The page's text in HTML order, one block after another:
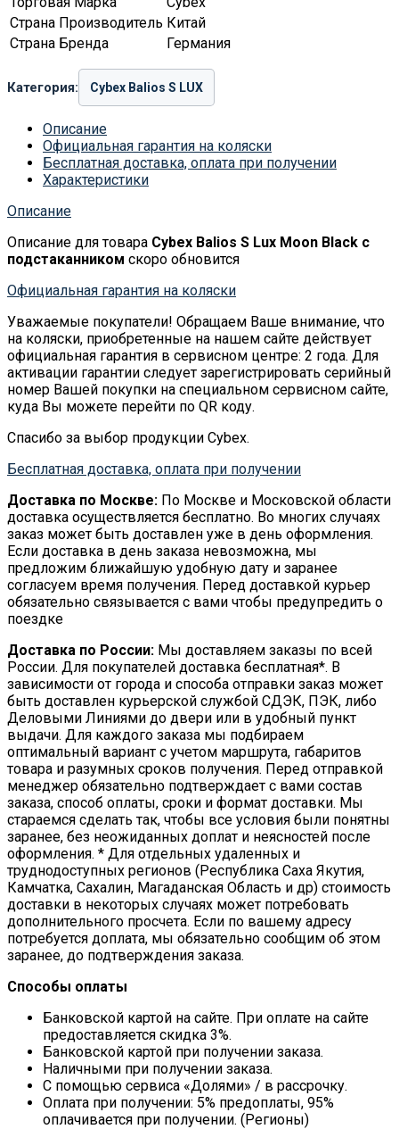
Страна Производитель Китай
Страна Бренда
Германия
Категория: Cybex Balios S LUX
Описание
Официальная гарантия на коляски
Бесплатная доставка, оплата при получении
Характеристики
Описание
Описание для товара Cybex Balios S Lux Moon Black с
подстаканником скоро обновится
Официальная гарантия на коляски
Уважаемые покупатели! Обращаем Ваше внимание, что
на коляски, приобретенные на нашем сайте действует
официальная гарантия в сервисном центре: 2 года. Для
активации гарантии следует зарегистрировать серийный
номер Вашей покупки на специальном сервисном сайте,
куда Вы можете перейти по QR коду.
Спасибо за выбор продукции Cybex.
Бесплатная доставка, оплата при получении
Доставка по Москве: По Москве и Московской области
доставка осуществляется бесплатно. Во многих случаях
заказ может быть доставлен уже в день оформления.
Если доставка в день заказа невозможна, мы
предложим ближайшую удобную дату и заранее
согласуем время получения. Перед доставкой курьер
обязательно связывается с вами чтобы предупредить о
поездке
Доставка по России: Мы доставляем заказы по всей
России. Для покупателей доставка бесплатная*. В
зависимости от города и способа отправки заказ может
быть доставлен курьерской службой СДЭК, ПЭК, либо
Деловыми Линиями до двери или в удобный пункт
выдачи. Для каждого заказа мы подбираем
оптимальный вариант с учетом маршрута, габаритов
товара и разумных сроков получения. Перед отправкой
менеджер обязательно подтверждает с вами состав
заказа, способ оплаты, сроки и формат доставки. Мы
стараемся сделать так, чтобы все условия были понятны
заранее, без неожиданных доплат и неясностей после
оформления. * Для отдельных удаленных и
труднодоступных регионов (Республика Саха Якутия,
Камчатка, Сахалин, Магаданская Область и др) стоимость
доставки в некоторых случаях может потребовать
дополнительного просчета. Если по вашему адресу
потребуется доплата, мы обязательно сообщим об этом
заранее, до подтверждения заказа.
Способы оплаты
Банковской картой на сайте. При оплате на сайте
предоставляется скидка 3%.
Банковской картой при получении заказа.
Наличными при получении заказа.
С помощью сервиса «Долями» / в рассрочку.
Оплата при получении: 5% предоплаты, 95%
оплачивается при получении. (Регионы)